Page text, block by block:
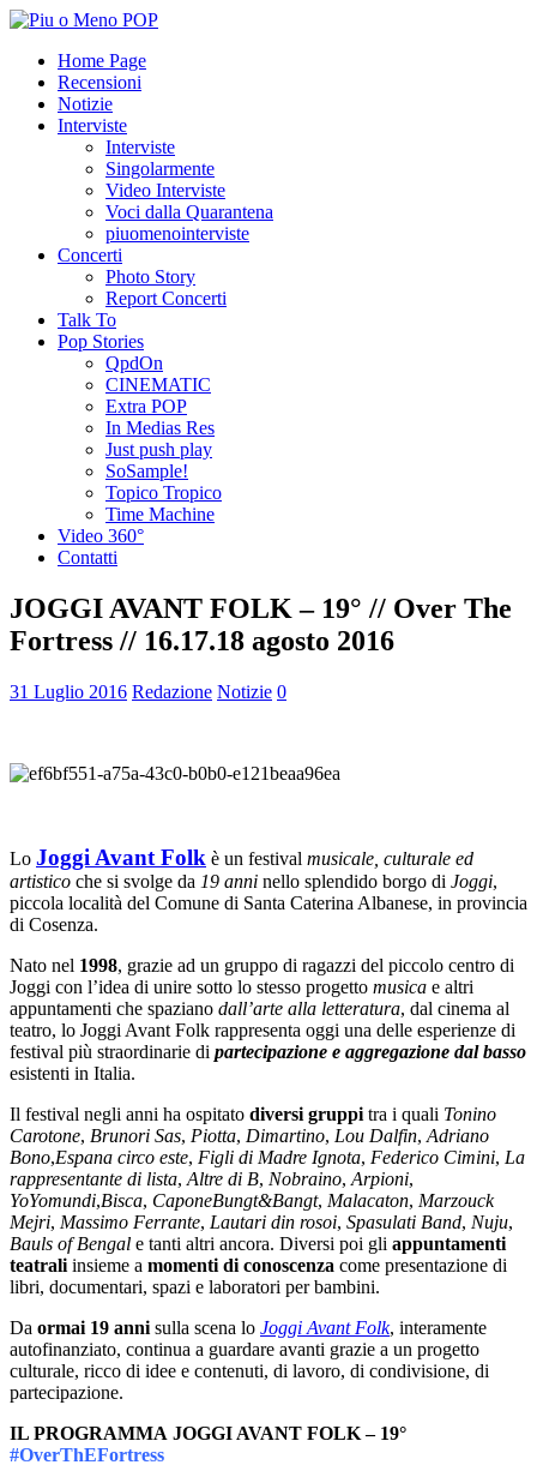
Home Page
Recensioni
Notizie
Interviste
Interviste
Singolarmente
Video Interviste
Voci dalla Quarantena
piuomenointerviste
Concerti
Photo Story
Report Concerti
Talk To
Pop Stories
QpdOn
CINEMATIC
Extra POP
In Medias Res
Just push play
SoSample!
Topico Tropico
Time Machine
Video 360°
Contatti
JOGGI AVANT FOLK – 19° // Over The
Fortress // 16.17.18 agosto 2016
31 Luglio 2016 Redazione Notizie 0
Lo Joggi Avant Folk è un festival musicale, culturale ed
artistico che si svolge da 19 anni nello splendido borgo di Joggi,
piccola località del Comune di Santa Caterina Albanese, in provincia
di Cosenza.
Nato nel 1998, grazie ad un gruppo di ragazzi del piccolo centro di
Joggi con l’idea di unire sotto lo stesso progetto musica e altri
appuntamenti che spaziano dall’arte alla letteratura, dal cinema al
teatro, lo Joggi Avant Folk rappresenta oggi una delle esperienze di
festival più straordinarie di partecipazione e aggregazione dal basso
esistenti in Italia.
Il festival negli anni ha ospitato diversi gruppi tra i quali Tonino
Carotone, Brunori Sas, Piotta, Dimartino, Lou Dalfin, Adriano
Bono,Espana circo este, Figli di Madre Ignota, Federico Cimini, La
rappresentante di lista, Altre di B, Nobraino, Arpioni,
YoYomundi,Bisca, CaponeBungt&Bangt, Malacaton, Marzouck
Mejri, Massimo Ferrante, Lautari din rosoi, Spasulati Band, Nuju,
Bauls of Bengal e tanti altri ancora. Diversi poi gli appuntamenti
teatrali insieme a momenti di conoscenza come presentazione di
libri, documentari, spazi e laboratori per bambini.
Da ormai 19 anni sulla scena lo Joggi Avant Folk, interamente
autofinanziato, continua a guardare avanti grazie a un progetto
culturale, ricco di idee e contenuti, di lavoro, di condivisione, di
partecipazione.
IL PROGRAMMA JOGGI AVANT FOLK – 19°
#OverThEFortress